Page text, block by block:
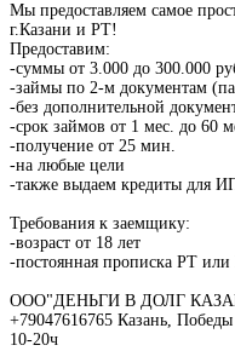
Мы предоставляем самое
г.Казани и РТ!
Предоставим:
-суммы от 3.000 до 300.000
-займы по 2-м документам
-без дополнительной
-срок займов от 1 мес. до 60
-получение от 25 мин.
-на любые цели
-также выдаем кредиты для
Требования к заемщику:
-возраст от 18 лет
-постоянная прописка РТ
ООО"ДЕНЬГИ В ДОЛГ
+79047616765 Казань,
10-20ч